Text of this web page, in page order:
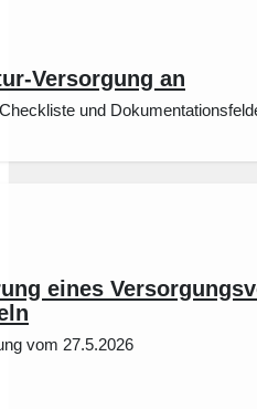
Versorgung an
und
eines
vom 27.5.2026